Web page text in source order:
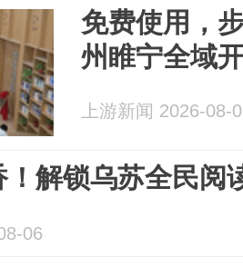
免费使用，
州睢宁全域
上游新闻 2026-08-
解锁乌苏全民阅
06